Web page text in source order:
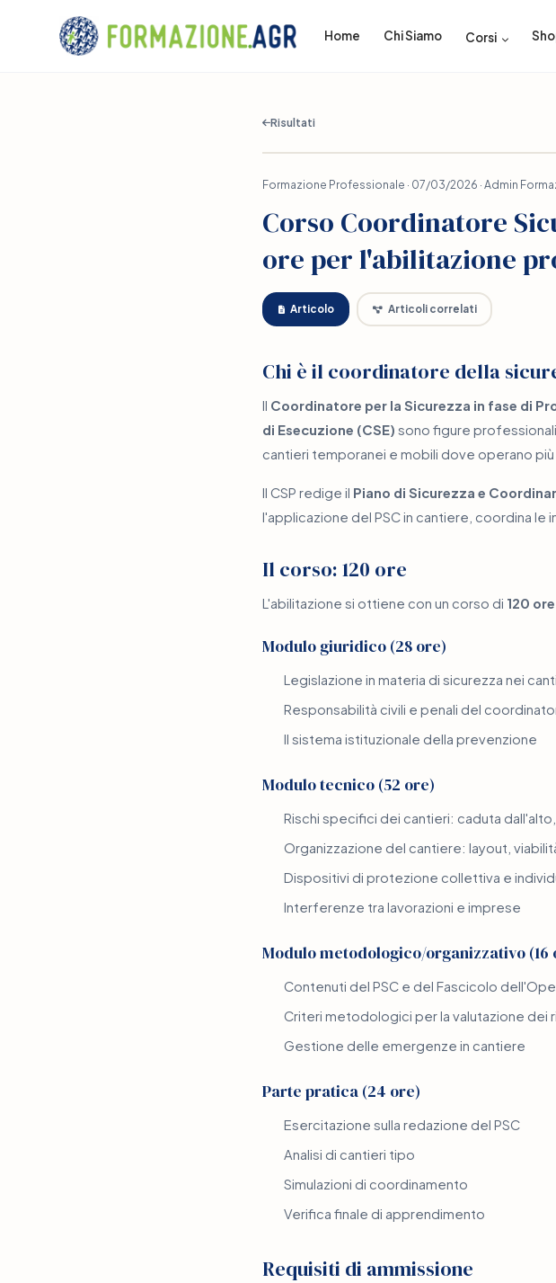
Home Chi Siamo Corsi
Risultati
Formazione Professionale · 07/03/2026 · Admin
Corso Coordinatore
ore per l'abilitazione
Articolo Articoli correlati
Chi è il coordinatore della
Il Coordinatore per la Sicurezza in fase di
di Esecuzione (CSE) sono figure
cantieri temporanei e mobili dove operano
Il CSP redige il Piano di Sicurezza e
l'applicazione del PSC in cantiere, coordina le
Il corso: 120 ore
L'abilitazione si ottiene con un corso di 120 ore
Modulo giuridico (28 ore)
Legislazione in materia di sicurezza nei
Responsabilità civili e penali del
Il sistema istituzionale della prevenzione
Modulo tecnico (52 ore)
Rischi specifici dei cantieri: caduta
Organizzazione del cantiere: layout,
Dispositivi di protezione collettiva e
Interferenze tra lavorazioni e imprese
Modulo metodologico/organizzativo (16
Contenuti del PSC e del Fascicolo
Criteri metodologici per la valutazione dei
Gestione delle emergenze in cantiere
Parte pratica (24 ore)
Esercitazione sulla redazione del PSC
Analisi di cantieri tipo
Simulazioni di coordinamento
Verifica finale di apprendimento
Requisiti di ammissione